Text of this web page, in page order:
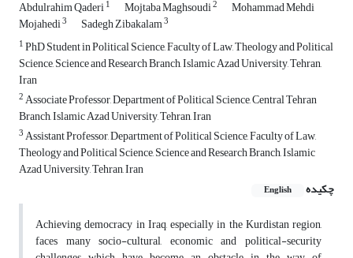
Abdulrahim Qaderi1 Mojtaba Maghsoudi2 Mohammad Mehdi
Mojahedi3 Sadegh Zibakalam3
1PhD Student in Political Science, Faculty of Law, Theology and Political
Science, Science and Research Branch, Islamic Azad University, Tehran,
Iran
2Associate Professor, Department of Political Science, Central Tehran
Branch, Islamic Azad University, Tehran, Iran
3Assistant Professor, Department of Political Science, Faculty of Law,
Theology and Political Science, Science and Research Branch, Islamic
Azad University, Tehran, Iran
چکیده
English
Achieving democracy in Iraq, especially in the Kurdistan region,
faces many socio-cultural, economic and political-security